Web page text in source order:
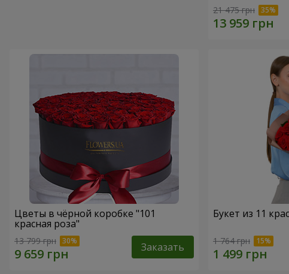
21 475 грн
Цветы в чёрной коробке "101
красная роза"
13 799 грн Заказать
Букет из 11
1 764 грн